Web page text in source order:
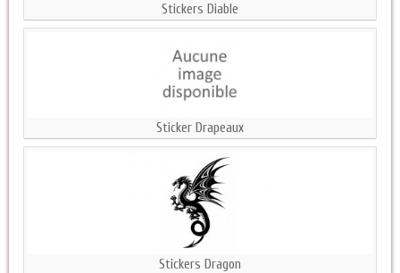
Stickers Diable
Sticker Drapeaux
Stickers Dragon